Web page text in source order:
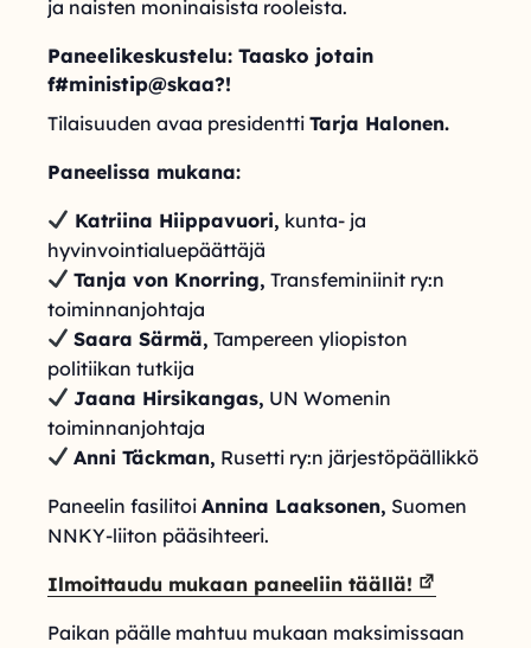
ja naisten moninaisista rooleista.
Paneelikeskustelu: Taasko jotain
f#ministip@skaa?!
Tilaisuuden avaa presidentti Tarja Halonen.
Paneelissa mukana:
Katriina Hiippavuori, kunta- ja
hyvinvointialuepäättäjä
Tanja von Knorring, Transfeminiinit ry:n
toiminnanjohtaja
Saara Särmä, Tampereen yliopiston
politiikan tutkija
Jaana Hirsikangas, UN Womenin
toiminnanjohtaja
Anni Täckman, Rusetti ry:n järjestöpäällikkö
Paneelin fasilitoi Annina Laaksonen, Suomen
NNKY-liiton pääsihteeri.
Ilmoittaudu mukaan paneeliin täällä!
Paikan päälle mahtuu mukaan maksimissaan